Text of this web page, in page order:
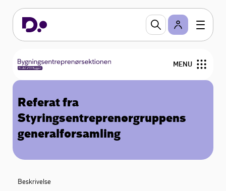
MENU
Bestyrelse
Medlemmer
Referat fra
Styringsentreprenørgruppens
generalforsamling
Beskrivelse